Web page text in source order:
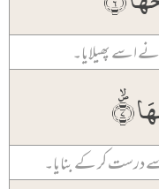
اسے پھیلایا۔
درست کر کے بنایا۔